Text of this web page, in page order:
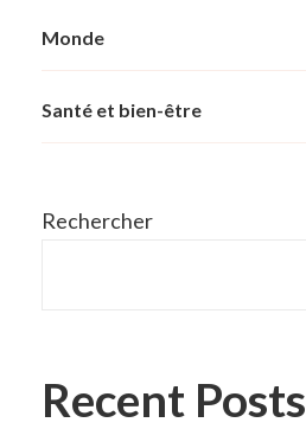
Monde
Santé et bien-être
Rechercher
Recent Posts